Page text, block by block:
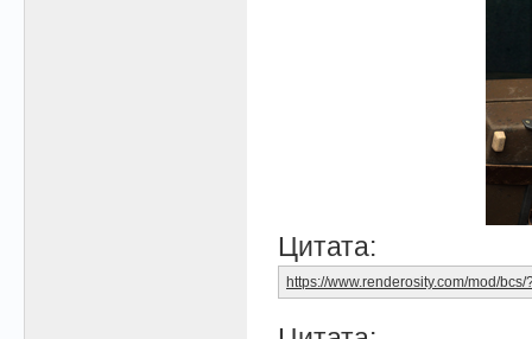
Цитата:
https://www.renderosity.com/mod/